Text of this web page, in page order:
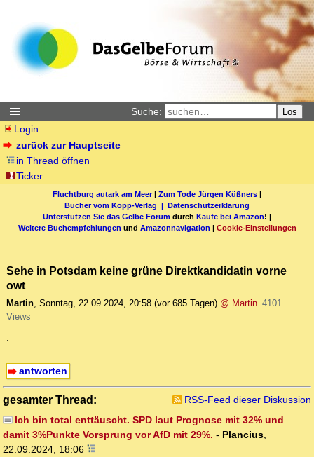
Suche: Los
Login
zurück zur Hauptseite
in Thread öffnen
Ticker
Fluchtburg autark am Meer| Zum Tode Jürgen Küßners |
Bücher vom Kopp-Verlag | Datenschutzerklärung
Unterstützen Sie das Gelbe Forum durch Käufe bei Amazon! |
Weitere Buchempfehlungen und Amazonnavigation | Cookie-Einstellungen
Sehe in Potsdam keine grüne Direktkandidatin vorne
owt
Martin, Sonntag, 22.09.2024, 20:58 (vor 685 Tagen) @ Martin 4101
Views
.
antworten
gesamter Thread:
RSS-Feed dieser Diskussion
Ich bin total enttäuscht. SPD laut Prognose mit 32% und
damit 3%Punkte Vorsprung vor AfD mit 29%. - Plancius,
22.09.2024, 18:06